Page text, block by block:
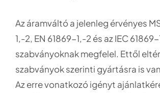
Az áramváltó a jelenleg érvényes
1,-2, EN 61869-1,-2 és az IEC
szabványoknak megfelel. Ettől
szabványok szerinti gyártásra is
Az erre vonatkozó igényt